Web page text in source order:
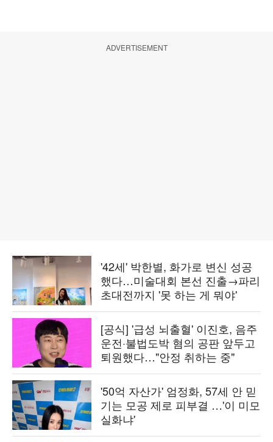
ADVERTISEMENT
'42세' 박한별, 화가로 변신 성공
했다…미술대회 본선 진출→파리
초대전까지 '못 하는 게 뭐야'
[공식] '급성 뇌출혈' 이진호, 음주
운전·불법도박 혐의 공판 앞두고
퇴원했다…"안정 취하는 중"
'50억 자산가' 엄정화, 57세 안 믿
기는 모공 제로 피부결 …'이 미모
실화냐'